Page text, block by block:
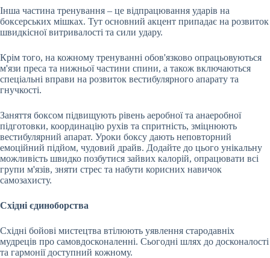
Інша частина тренування – це відпрацювання ударів на
боксерських мішках. Тут основний акцент припадає на розвиток
швидкісної витривалості та сили удару.
Крім того, на кожному тренуванні обов'язково опрацьовуються
м'язи преса та нижньої частини спини, а також включаються
спеціальні вправи на розвиток вестибулярного апарату та
гнучкості.
Заняття боксом підвищують рівень аеробної та анаеробної
підготовки, координацію рухів та спритність, зміцнюють
вестибулярний апарат. Уроки боксу дають неповторний
емоційний підйом, чудовий драйв. Додайте до цього унікальну
можливість швидко позбутися зайвих калорій, опрацювати всі
групи м'язів, зняти стрес та набути корисних навичок
самозахисту.
Східні єдиноборства
Східні бойові мистецтва втілюють уявлення стародавніх
мудреців про самовдосконаленні. Сьогодні шлях до досконалості
та гармонії доступний кожному.